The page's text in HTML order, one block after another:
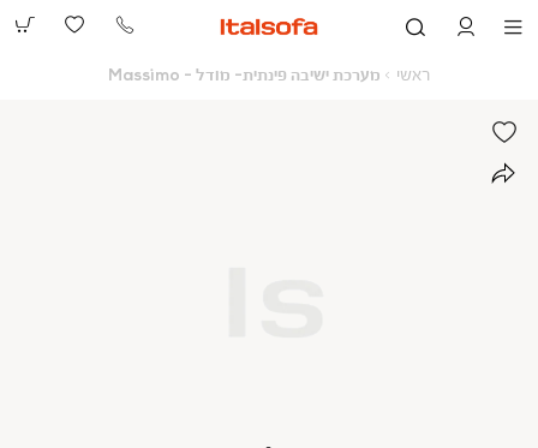
073-
ראשי ראשי
מערכת ישיבה פינתית- מודל - Massimo